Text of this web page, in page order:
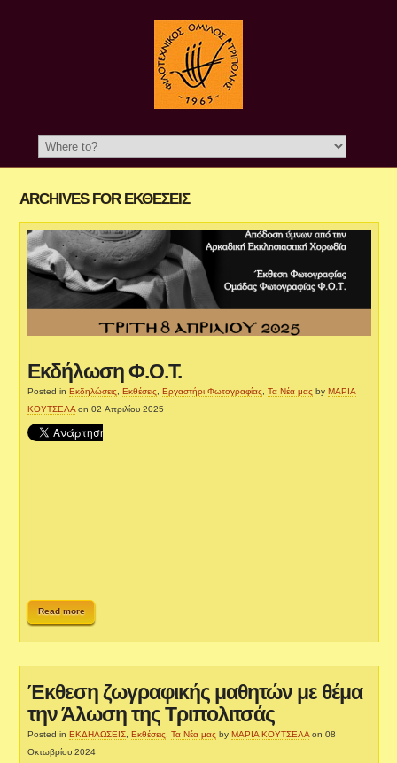
ARCHIVES FOR ΕΚΘΈΣΕΙΣ
Εκδήλωση Φ.Ο.Τ.
Posted inΕκδηλώσεις ,Εκθέσεις ,Εργαστήρι Φωτογραφίας ,Τα Νέα μας byΜΑΡΙΑ
ΚΟΥΤΣΕΛΑ on 02 Απριλίου 2025
Read more
Έκθεση ζωγραφικής μαθητών με θέμα
την Άλωση της Τριπολιτσάς
Posted inΕΚΔΗΛΩΣΕΙΣ ,Εκθέσεις ,Τα Νέα μας byΜΑΡΙΑ ΚΟΥΤΣΕΛΑ on 08
Οκτωβρίου 2024